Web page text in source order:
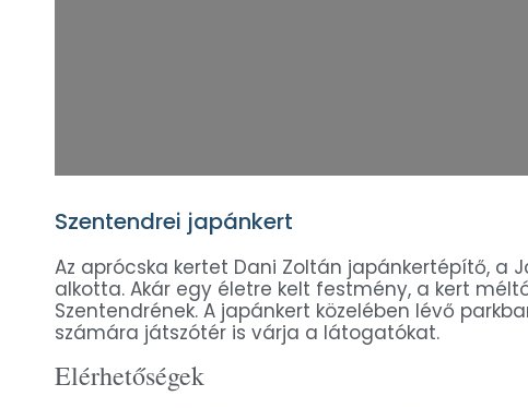
Szentendrei japánkert
Az aprócska kertet Dani Zoltán japánkertépítő, a
alkotta. Akár egy életre kelt festmény, a kert
Szentendrének. A japánkert közelében lévő
számára játszótér is várja a látogatókat.
Elérhetőségek